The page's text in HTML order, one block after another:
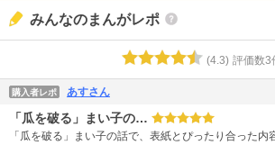
みんなのまんがレポ
(4.3) 評価数3
購入者レポ あすさん
「瓜を破る」まい子の…
「瓜を破る」まい子の話で、表紙とぴったり合った